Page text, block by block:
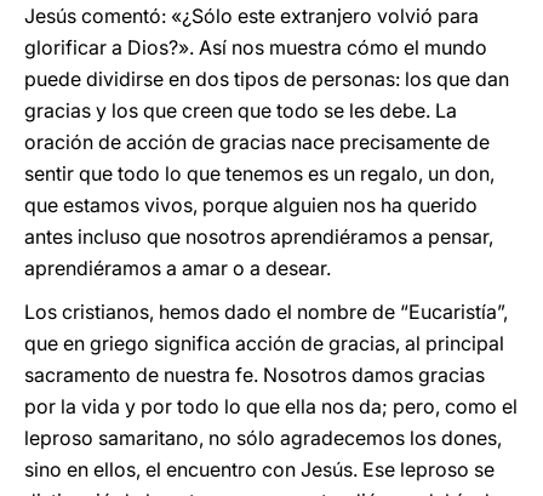
Jesús comentó: «¿Sólo este extranjero volvió para
glorificar a Dios?». Así nos muestra cómo el mundo
puede dividirse en dos tipos de personas: los que dan
gracias y los que creen que todo se les debe. La
oración de acción de gracias nace precisamente de
sentir que todo lo que tenemos es un regalo, un don,
que estamos vivos, porque alguien nos ha querido
antes incluso que nosotros aprendiéramos a pensar,
aprendiéramos a amar o a desear.
Los cristianos, hemos dado el nombre de “Eucaristía”,
que en griego significa acción de gracias, al principal
sacramento de nuestra fe. Nosotros damos gracias
por la vida y por todo lo que ella nos da; pero, como el
leproso samaritano, no sólo agradecemos los dones,
sino en ellos, el encuentro con Jesús. Ese leproso se